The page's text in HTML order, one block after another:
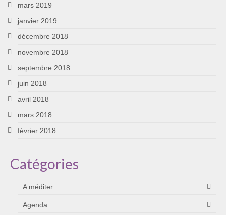
mars 2019
janvier 2019
décembre 2018
novembre 2018
septembre 2018
juin 2018
avril 2018
mars 2018
février 2018
Catégories
A méditer
Agenda